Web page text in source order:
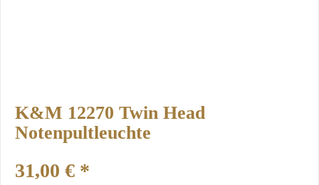
K&M 12270 Twin Head
Notenpultleuchte
31,00 € *